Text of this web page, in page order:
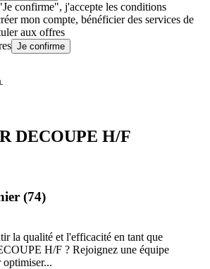
confirme", j'accepte les conditions
mon compte, bénéficier des services de
aux offres
Je confirme
DECOUPE H/F
(74)
la qualité et l'efficacité en tant que
H/F ? Rejoignez une équipe